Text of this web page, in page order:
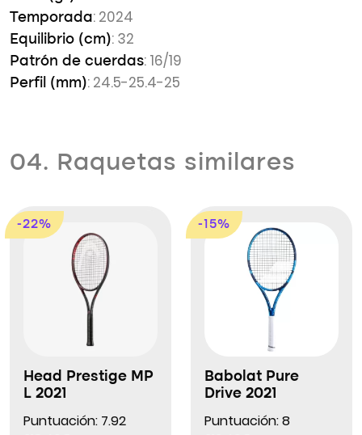
Temporada: 2024
Equilibrio (cm): 32
Patrón de cuerdas: 16/19
Perfil (mm): 24.5-25.4-25
04. Raquetas similares
-22%
Head Prestige MP
L 2021
Puntuación: 7.92
-15%
Babolat Pure
Drive 2021
Puntuación: 8